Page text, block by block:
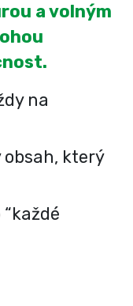
a volným
na
obsah, který